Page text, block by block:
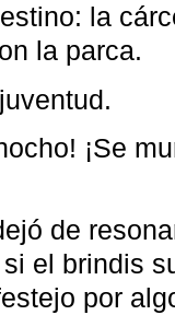
la
la parca.
¡Se
de
el brindis
por